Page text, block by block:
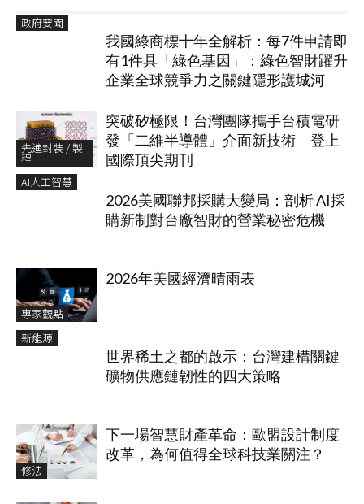
政府要聞
我國綠商標十年全解析：每7件申請即
有1件具「綠色基因」：綠色智財躍升
企業全球競爭力之關鍵隱形護城河
先進封裝 / 製
程
突破矽極限！台灣團隊攜手台積電研
發「二維半導體」介面新技術 登上
國際頂尖期刊
AI人工智慧
2026美國聯邦採購大變局：剖析 AI採
購新制對台廠智財的營業秘密危機
專家觀點
2026年美國經濟晴雨表
新能源
世界稀土之都的啟示：台灣建構關鍵
礦物供應鏈韌性的四大策略
修法
下一場智慧財產革命：歐盟設計制度
改革，為何值得全球科技業關注？